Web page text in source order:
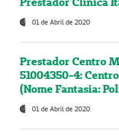
01 de Abril de 2020
Prestador Centro
51004350-4:
(Nome Fantasia:
01 de Abril de 2020